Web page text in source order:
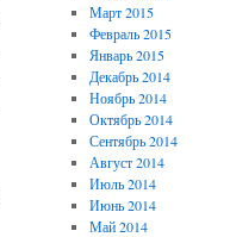
Март 2015
Февраль 2015
Январь 2015
Декабрь 2014
Ноябрь 2014
Октябрь 2014
Сентябрь 2014
Август 2014
Июль 2014
Июнь 2014
Май 2014